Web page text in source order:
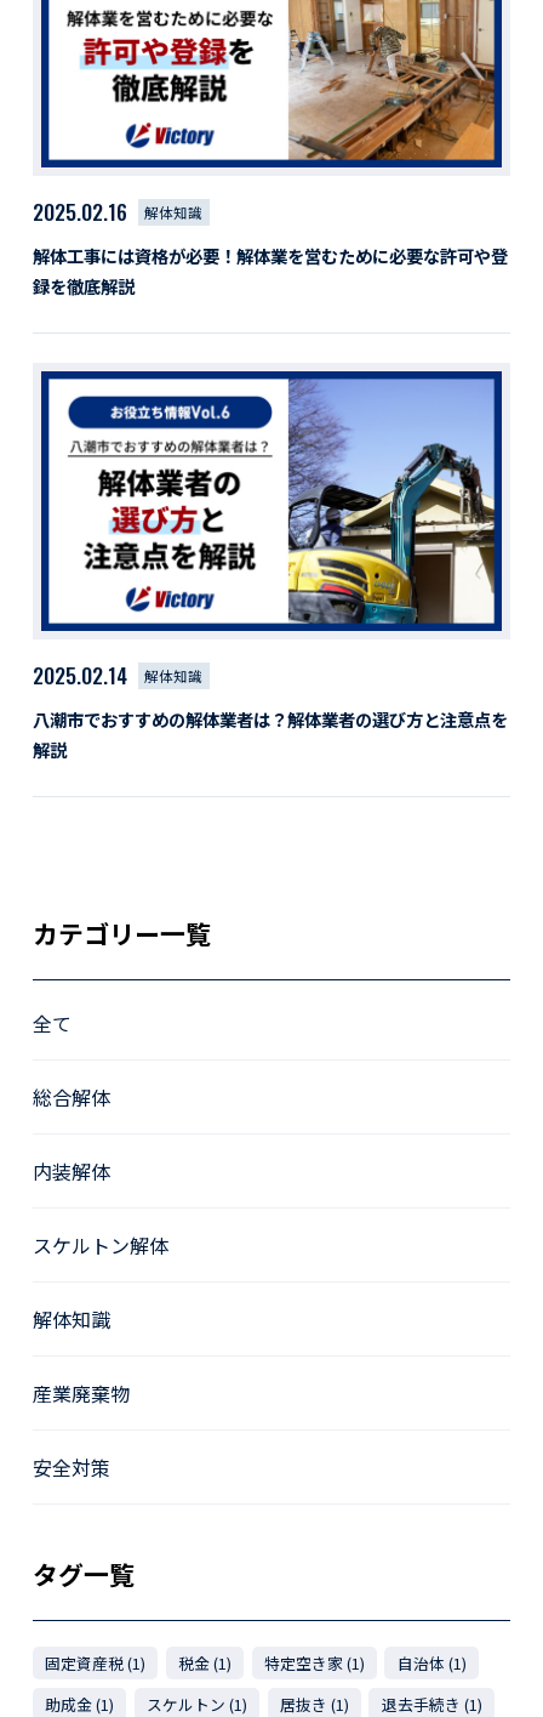
2025.02.16 解体知識
解体工事には資格が必要！解体業を営むために必要な許可や登
録を徹底解説
2025.02.14 解体知識
八潮市でおすすめの解体業者は？解体業者の選び方と注意点を
解説
カテゴリー一覧
全て
総合解体
内装解体
スケルトン解体
解体知識
産業廃棄物
安全対策
タグ一覧
固定資産税 (1) 税金 (1) 特定空き家 (1)
自治体 (1)
助成金 (1)
スケルトン (1) 居抜き (1) 退去手続き (1)